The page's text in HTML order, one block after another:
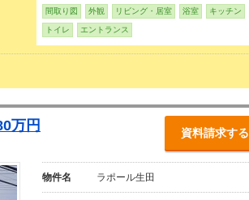
間取り図 外観 リビング・居室 浴室 キッチン
トイレ エントランス
万円 資料請求する
物件名 ラポール生田